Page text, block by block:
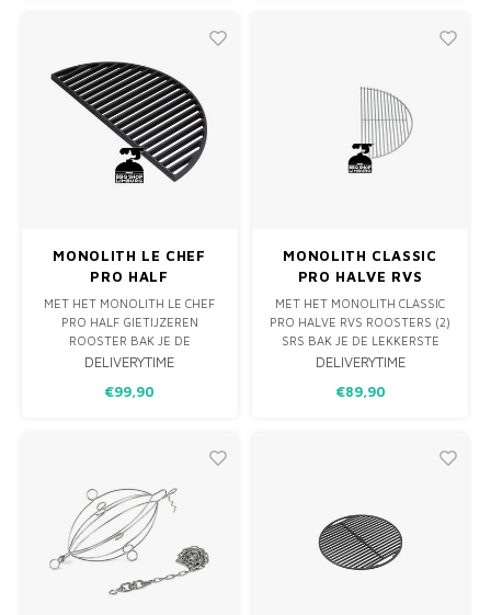
MONOLITH LE CHEF
PRO HALF
GIETIJZEREN ROOSTER
SRS
MET HET MONOLITH LE CHEF
PRO HALF GIETIJZEREN
ROOSTER BAK JE DE
LEKKERSTE STEAKS HET
HET PRO SERIES SMART
DELIVERYTIME
€99,90
MONOLITH CLASSIC
PRO HALVE RVS
ROOSTERS (2) SRS
MET HET MONOLITH CLASSIC
PRO HALVE RVS ROOSTERS (2)
SRS BAK JE DE LEKKERSTE
STEAKS HET ROOSTER PAST
SMART ROOSTER SYSTEEM.
DELIVERYTIME
€89,90